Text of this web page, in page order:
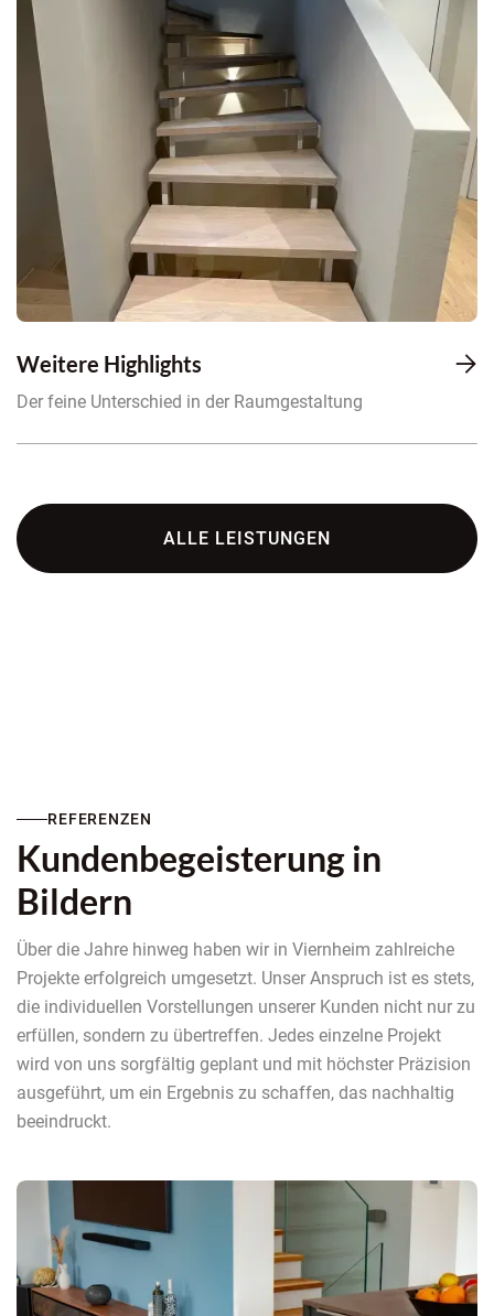
Weitere Highlights 
Der feine Unterschied in der Raumgestaltung
ALLE LEISTUNGEN
REFERENZEN
Kundenbegeisterung in
Bildern
Über die Jahre hinweg haben wir in Viernheim zahlreiche
Projekte erfolgreich umgesetzt. Unser Anspruch ist es stets,
die individuellen Vorstellungen unserer Kunden nicht nur zu
erfüllen, sondern zu übertreffen. Jedes einzelne Projekt
wird von uns sorgfältig geplant und mit höchster Präzision
ausgeführt, um ein Ergebnis zu schaffen, das nachhaltig
beeindruckt.